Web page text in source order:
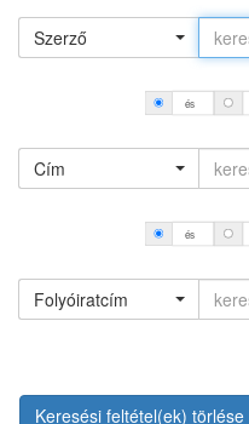
Szerző
és
Cím
és
Folyóiratcím
Keresési feltétel(ek) törlése